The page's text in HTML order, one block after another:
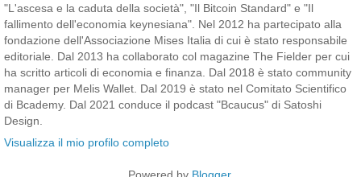
"L'ascesa e la caduta della società", "Il Bitcoin Standard" e "Il
fallimento dell'economia keynesiana". Nel 2012 ha partecipato alla
fondazione dell'Associazione Mises Italia di cui è stato responsabile
editoriale. Dal 2013 ha collaborato col magazine The Fielder per cui
ha scritto articoli di economia e finanza. Dal 2018 è stato community
manager per Melis Wallet. Dal 2019 è stato nel Comitato Scientifico
di Bcademy. Dal 2021 conduce il podcast "Bcaucus" di Satoshi
Design.
Visualizza il mio profilo completo